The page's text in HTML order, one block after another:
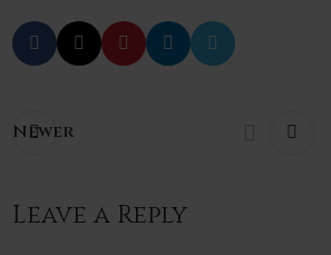
Newer
Leave a Reply